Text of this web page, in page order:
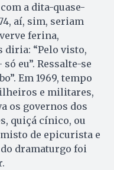
a dita-quase-
aí, sim, seriam
ferina,
diria: “Pelo visto,
eu”. Ressalte-se
Em 1969, tempo
e militares,
os governos dos
quiçá cínico, ou
de epicurista e
dramaturgo foi